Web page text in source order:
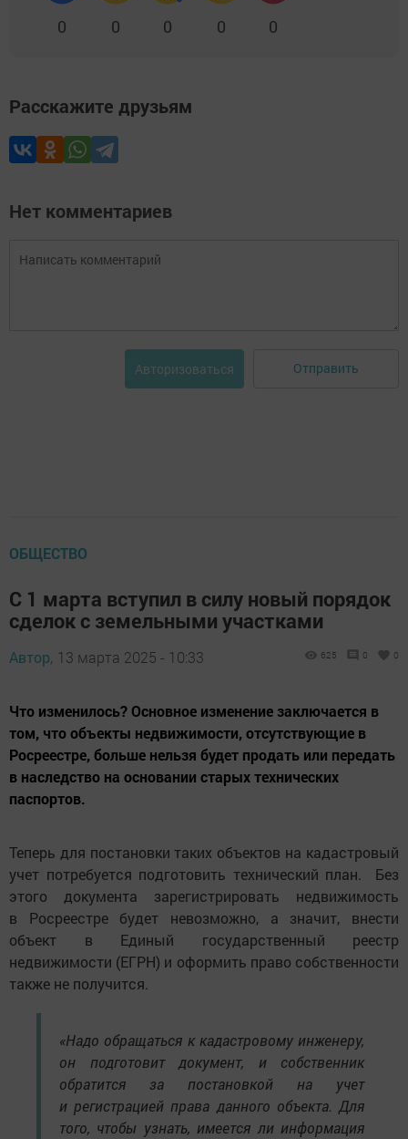
0 0 0 0 0
Расскажите друзьям
Нет комментариев
Авторизоваться Отправить
ОБЩЕСТВО
С 1 марта вступил в силу новый порядок
сделок с земельными участками
Автор, 13 марта 2025 - 10:33 625 0 0
Что изменилось? Основное изменение заключается в
том, что объекты недвижимости, отсутствующие в
Росреестре, больше нельзя будет продать или передать
в наследство на основании старых технических
паспортов.
Теперь для постановки таких объектов на кадастровый
учет потребуется подготовить технический план. Без
этого документа зарегистрировать недвижимость
в Росреестре будет невозможно, а значит, внести
объект в Единый государственный реестр
недвижимости (ЕГРН) и оформить право собственности
также не получится.
«Надо обращаться к кадастровому инженеру,
он подготовит документ, и собственник
обратится за постановкой на учет
и регистрацией права данного объекта. Для
того, чтобы узнать, имеется ли информация